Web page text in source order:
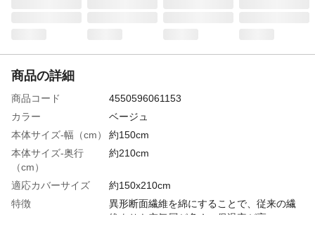
商品の詳細
商品コード
4550596061153
カラー
ベージュ
本体サイズ-幅（cm）
約150cm
本体サイズ-奥行
（cm）
約210cm
適応カバーサイズ
約150x210cm
特徴
異形断面繊維を綿にすることで、従来の繊
維よりも空気層が多く、保温率が高い。